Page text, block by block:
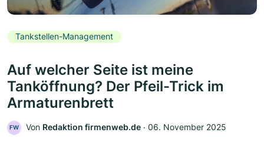
Tankstellen-Management
Auf welcher Seite ist meine
Tanköffnung? Der Pfeil-Trick im
Armaturenbrett
FW Von Redaktion firmenweb.de ‧ 06. November 2025